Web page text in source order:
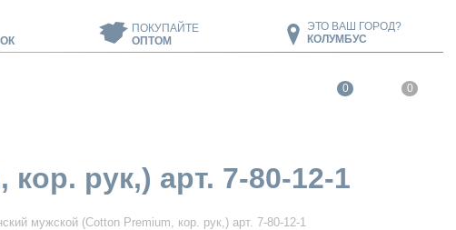
ПОКУПАЙТЕ
ОПТОМ
ЭТО ВАШ ГОРОД?
КОЛУМБУС
0 0
рук,) арт. 7-80-12-1
мужской (Cotton Premium, кор. рук,) арт. 7-80-12-1